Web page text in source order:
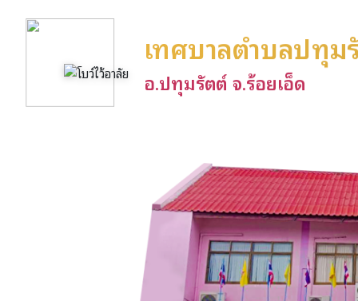
เทศบาลตำบลปทุม
อ.ปทุมรัตต์ จ.ร้อยเอ็ด